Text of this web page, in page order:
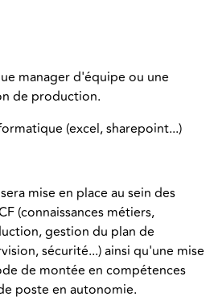
manager d'équipe ou une
de production.
(excel, sharepoint...)
mise en place au sein des
(connaissances métiers,
gestion du plan de
sécurité...) ainsi qu'une mise
de montée en compétences
poste en autonomie.